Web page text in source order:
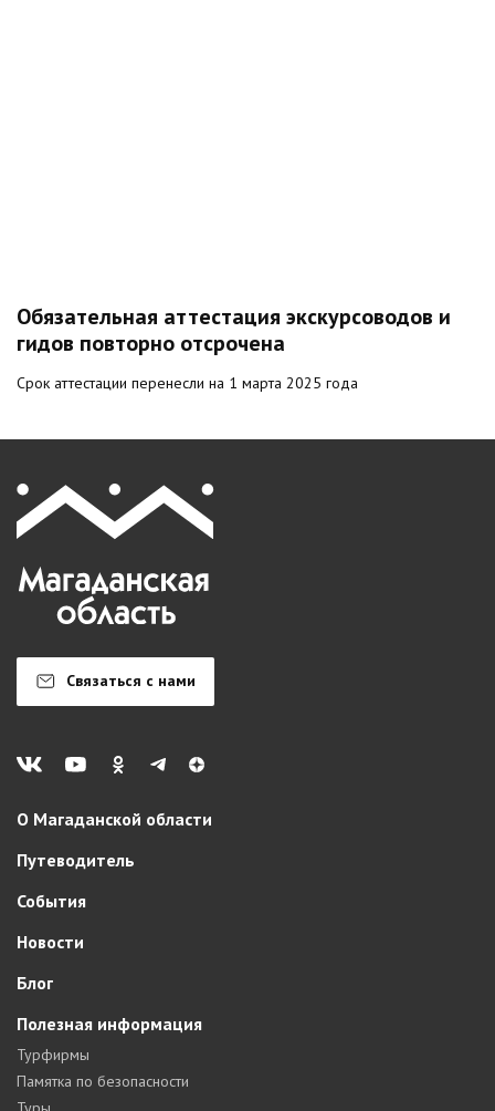
Обязательная аттестация экскурсоводов и
гидов повторно отсрочена
Срок аттестации перенесли на 1 марта 2025 года
Связаться с нами
О Магаданской области
Путеводитель
События
Новости
Блог
Полезная информация
Турфирмы
Памятка по безопасности